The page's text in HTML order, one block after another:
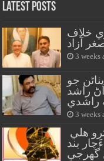
Latest Posts
خلاف
آزاد
3 weeks
جو
راشد
راشدي
3 weeks
بند
گهرجي